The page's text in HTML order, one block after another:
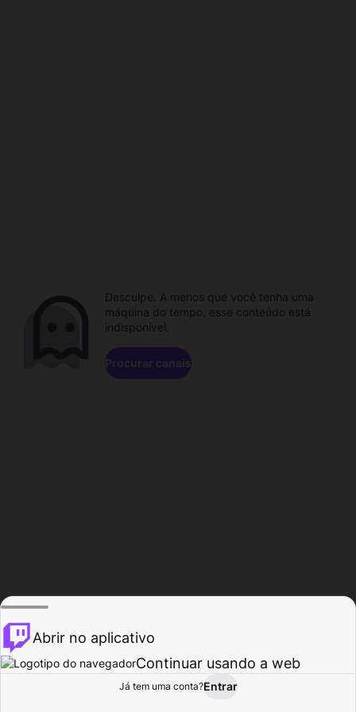
Procurar Atividade
Desculpe. A menos que você tenha uma
máquina do tempo, esse conteúdo está
indisponível.
Procurar canais
Abrir no aplicativo
Continuar usando a web
Já tem uma conta?Entrar